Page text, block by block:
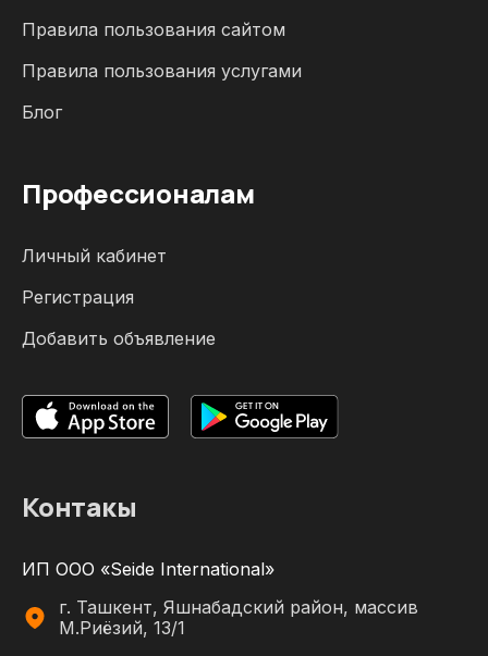
Правила пользования сайтом
Правила пользования услугами
Блог
Профессионалам
Личный кабинет
Регистрация
Добавить объявление
Контакы
ИП ООО «Seide International»
г. Ташкент, Яшнабадский район, массив
М.Риёзий, 13/1